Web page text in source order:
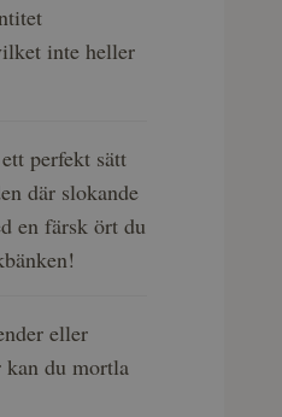
inte heller
perfekt sätt
där slokande
en färsk ört du
eller
kan du mortla